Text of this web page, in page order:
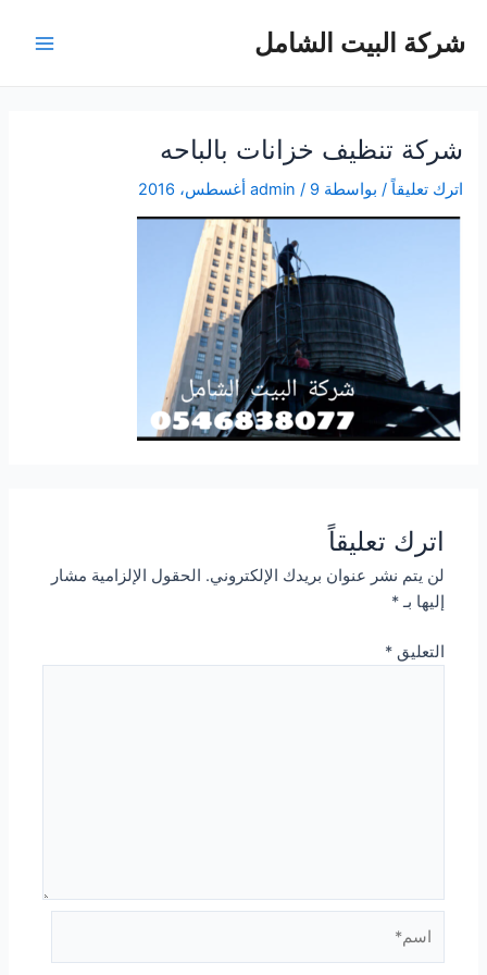
المحتوى
شركة البيت الشامل
شركة تنظيف خزانات بالباحه
اترك تعليقاً / بواسطة admin / 9 أغسطس، 2016
اترك تعليقاً
لن يتم نشر عنوان بريدك الإلكتروني. الحقول الإلزامية مشار
إليها بـ*
التعليق*